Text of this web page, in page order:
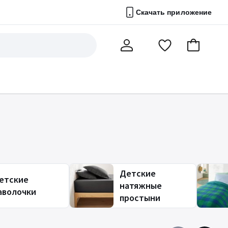
Скачать приложение
ПерейтиВ
Детские
натяжные
простыни